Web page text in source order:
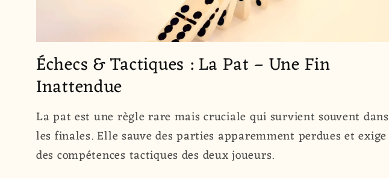
Échecs & Tactiques : La Pat – Une Fin
Inattendue
La pat est une règle rare mais cruciale qui survient souvent dans
les finales. Elle sauve des parties apparemment perdues et exige
des compétences tactiques des deux joueurs.